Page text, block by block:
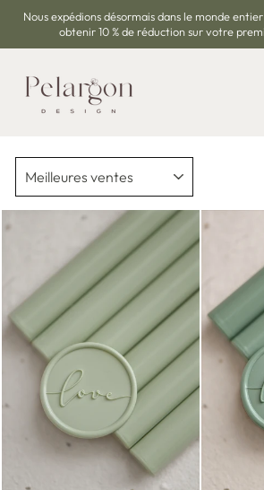
Passer
contenu
Nous expédions désormais dans le monde
obtenir 10 % de réduction sur votre